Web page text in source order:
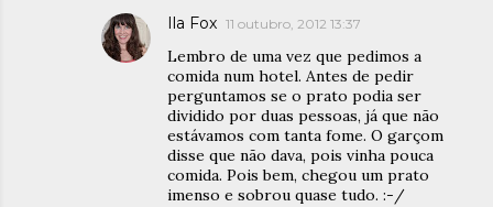
Ila Fox 11 outubro, 2012 13:37
Lembro de uma vez que pedimos a
comida num hotel. Antes de pedir
perguntamos se o prato podia ser
dividido por duas pessoas, já que não
estávamos com tanta fome. O garçom
disse que não dava, pois vinha pouca
comida. Pois bem, chegou um prato
imenso e sobrou quase tudo. :-/